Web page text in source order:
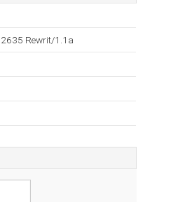
Rewrit/1.1a